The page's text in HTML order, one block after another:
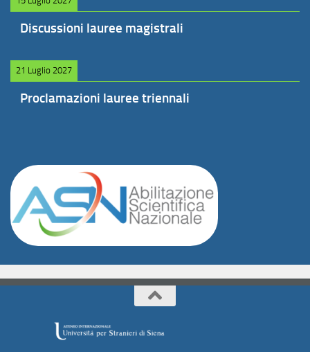
Discussioni lauree magistrali
21 Luglio 2027
Proclamazioni lauree triennali